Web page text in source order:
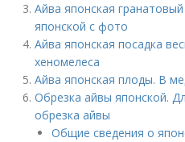
Айва японская
японской с фото
Айва японская посадка
хеномелеса
Айва японская плоды. В
Обрезка айвы японской.
обрезка айвы
Общие сведения о